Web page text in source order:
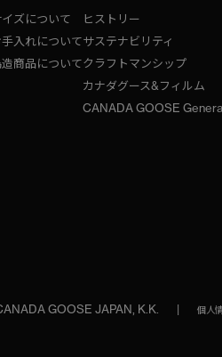
イズについて
手入れについて
商品について
ヒストリー
サステナビリティ
クラフトマンシップ
カナダグース&フィルム
CANADA GOOSE
GOOSE JAPAN, K.K. | 個人